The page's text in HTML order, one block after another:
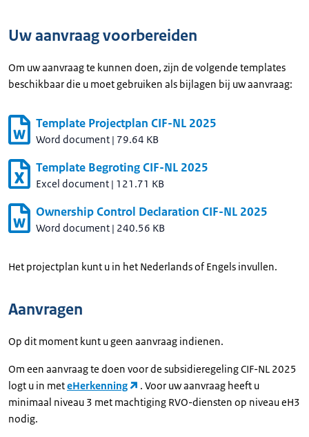
Uw aanvraag voorbereiden
Om uw aanvraag te kunnen doen, zijn de volgende templates
beschikbaar die u moet gebruiken als bijlagen bij uw aanvraag:
Template Projectplan CIF-NL 2025
Word document | 79.64 KB
Template Begroting CIF-NL 2025
Excel document | 121.71 KB
Ownership Control Declaration CIF-NL 2025
Word document | 240.56 KB
Het projectplan kunt u in het Nederlands of Engels invullen.
Aanvragen
Op dit moment kunt u geen aanvraag indienen.
Om een aanvraag te doen voor de subsidieregeling CIF-NL 2025
logt u in meteHerkenning
. Voor uw aanvraag heeft u
minimaal niveau 3 met machtiging RVO-diensten op niveau eH3
nodig.